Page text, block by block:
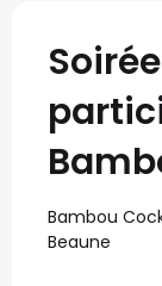
Bambou
Beaune